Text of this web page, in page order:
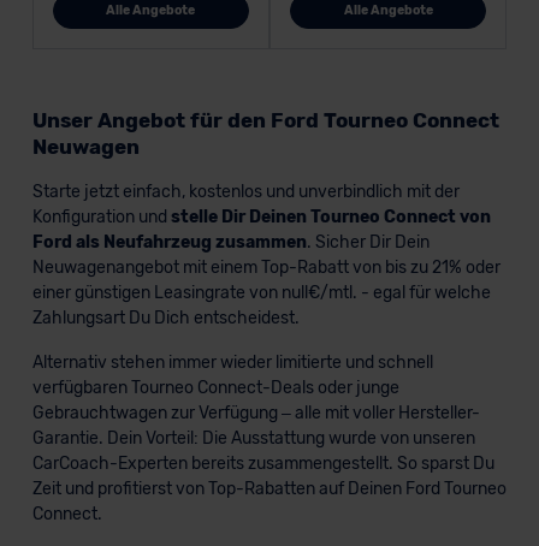
Alle Angebote Alle Angebote
Unser Angebot für den Ford Tourneo Connect
Neuwagen
Starte jetzt einfach, kostenlos und unverbindlich mit der
Konfiguration und stelle Dir Deinen Tourneo Connect von
Ford als Neufahrzeug zusammen. Sicher Dir Dein
Neuwagenangebot mit einem Top-Rabatt von bis zu 21% oder
einer günstigen Leasingrate von null€/mtl. - egal für welche
Zahlungsart Du Dich entscheidest.
Alternativ stehen immer wieder limitierte und schnell
verfügbaren Tourneo Connect-Deals oder junge
Gebrauchtwagen zur Verfügung – alle mit voller Hersteller-
Garantie. Dein Vorteil: Die Ausstattung wurde von unseren
CarCoach-Experten bereits zusammengestellt. So sparst Du
Zeit und profitierst von Top-Rabatten auf Deinen Ford Tourneo
Connect.